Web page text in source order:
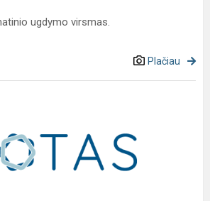
ugdymo virsmas.
Plačiau